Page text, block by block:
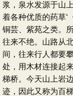
浆，泉水发源于山
着各种优质的药草‘
铜芸、紫苑之类。
往来不绝。山路从
间，往来行人都要
处，用木材连接起
梯桥。今天山上岩
迹，因此又称为百